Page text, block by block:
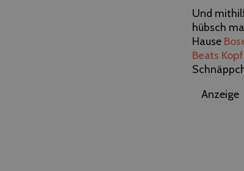
Und
hübsch
Hause
Beats
Anzeige